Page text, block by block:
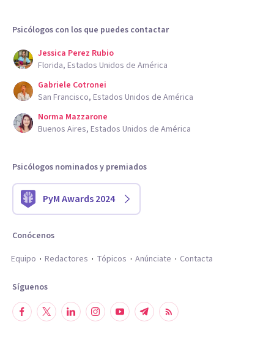
Psicólogos con los que puedes contactar
Jessica Perez Rubio
Florida, Estados Unidos de América
Gabriele Cotronei
San Francisco, Estados Unidos de América
Norma Mazzarone
Buenos Aires, Estados Unidos de América
Psicólogos nominados y premiados
PyM Awards 2024
Conócenos
Equipo
Redactores Tópicos Anúnciate Contacta
Síguenos